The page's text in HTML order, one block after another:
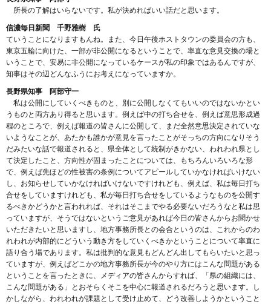
所長の了解はいらないです。私が決めればいい話だと思います。
信濃毎日新聞 千野雅樹 氏
ていうことになりますもんね。また、今日午後ホストタウンの委員会の方も、
東京五輪に向けた、一部が非公開になるということで、率直な意見交換の場と
いうことで、安易に非公開になっているケースが私の印象ではあるんですが、
知事はその辺どんなふうにお考えになっていますか。
長野県知事 阿部守一
私は公開にしていくべきものと、別に公開しなくてもいいのではないかとい
うものと両方あり得ると思います。例えば中の打ち合せを、例えば意思形成過
程のところで、例えば報道の皆さんに公開して、まだ全然意思決定されていな
いようなことが、あたかも誰かが意見を言ったことがそっちの方向になりそう
だみたいな話で報道されると、県全体として統制がきかない、われわれ県とし
て決定したこと、方向性が固まったことについては、もちろんいろいろな形
で、例えば先ほどの性被害の条例についてアピールしていかなければいけない
し、お知らせしていかなければいけないですけれども、例えば、私は毎日打ち
合せをしていますけれども、私が毎日打ち合せをしているようなものを公開す
るべきかどうかと言われれば、それはそこまでやる必要ないだろうなと私は思
っていますが、そうではないというご意見があれば今日の皆さんからお聞かせ
いただきたいと思いますし、地方事務所長との会合というのは、これからのわ
れわれが内部的にどういう動き方をしていくべきかということについて率直に
語り合う場であります。私は批判的な意見もどんどん出してもらいたいと思っ
ていますが、例えばどこかの地方事務所長が今のやり方にはこんな問題がある
ということを言ったときに、メディアの皆さんからすれば、「県の組織には、
こんな問題がある」とおそらくそこを中心に報道されるだろうと思います。し
かしながら、われわれが課題として受け止めて、どう改善しようかということ